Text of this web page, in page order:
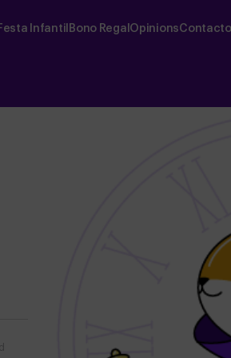
Festa Infantil Bono Regal OpinionsContacto